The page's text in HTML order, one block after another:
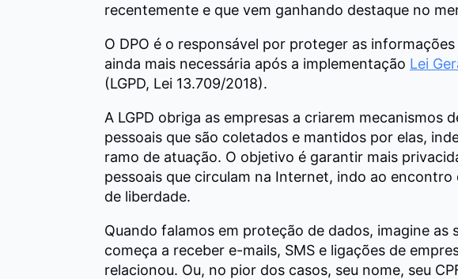
recentemente e que vem ganhando destaque no
O DPO é o responsável por proteger as
ainda mais necessária após a implementação Lei
(LGPD, Lei 13.709/2018).
A LGPD obriga as empresas a criarem mecanismos
pessoais que são coletados e mantidos por elas,
ramo de atuação. O objetivo é garantir mais
pessoais que circulam na Internet, indo ao
de liberdade.
Quando falamos em proteção de dados, imagine as
começa a receber e-mails, SMS e ligações de
relacionou. Ou, no pior dos casos, seu nome, seu